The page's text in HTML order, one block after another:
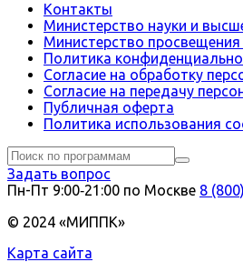
Контакты
Министерство науки и
Министерство
Политика
Согласие на обработку
Согласие на передачу
Публичная оферта
Политика использования
Задать вопрос
Пн-Пт 9:00‑21:00 по Москве 8
© 2024 «МИППК»
Карта сайта